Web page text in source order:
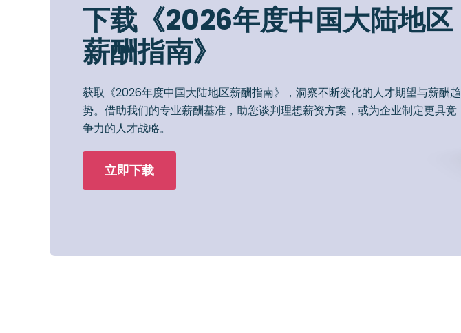
下载《2026年度中国大陆地区
薪酬指南》
获取《2026年度中国大陆地区薪酬指南》，洞察不断变化的人才期望与薪酬趋
势。借助我们的专业薪酬基准，助您谈判理想薪资方案，或为企业制定更具竞
争力的人才战略。
立即下载